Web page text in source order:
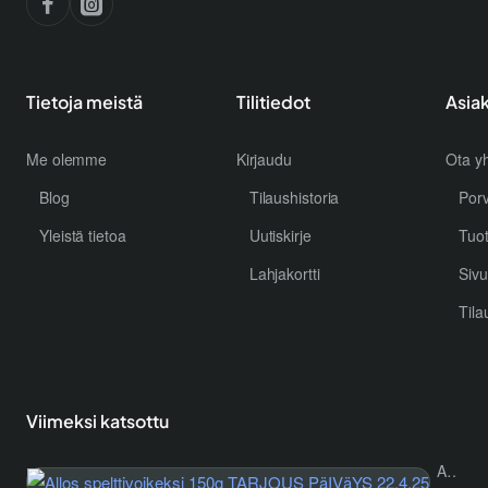
Tietoja meistä
Me olemme
Blog
Yleistä tietoa
Tilitiedot
Kirjaudu
Tilaushistoria
Uutiskirje
Lahjakortti
Ota
Viimeksi katsottu
Allos spelttivoikeksi 150g TARJOUS PäIVäYS 22.4.25